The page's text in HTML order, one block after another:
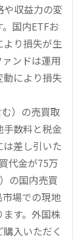
や収益力の変
国内ETFお
り損失が生
ンドは運用
動により損失
）の売買取
数料と税金
差し引いた
代金が75万
の国内売買
場での現地
す。外国株
入いただく